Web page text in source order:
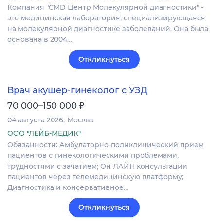
Компания "CMD Центр Молекулярной диагностики" -
это медицинская лаборатория, специализирующаяся
на молекулярной диагностике заболеваний. Она была
основана в 2004…
Откликнуться
Врач акушер-гинеколог с УЗД
70 000–150 000 ₽
04 августа 2026 Москва
ООО "ЛЕЙБ-МЕДИК"
Обязанности: Амбулаторно-поликлинический прием
пациентов с гинекологическими проблемами,
трудностями с зачатием; Он ЛАЙН консультации
пациентов через телемедицинскую платформу;
Диагностика и консервативное…
Откликнуться